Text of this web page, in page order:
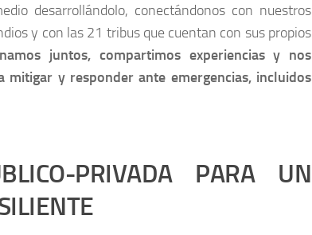
desarrollándolo, conectándonos con nuestros
y con las 21 tribus que cuentan con sus propios
juntos, compartimos experiencias y nos
mitigar y responder ante emergencias, incluidos
PRIVADA PARA UN